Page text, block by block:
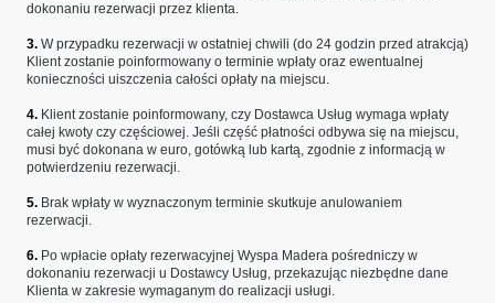
dokonaniu rezerwacji przez klienta.
3. W przypadku rezerwacji w ostatniej chwili (do 24 godzin przed atrakcją)
Klient zostanie poinformowany o terminie wpłaty oraz ewentualnej
konieczności uiszczenia całości opłaty na miejscu.
4. Klient zostanie poinformowany, czy Dostawca Usług wymaga wpłaty
całej kwoty czy częściowej. Jeśli część płatności odbywa się na miejscu,
musi być dokonana w euro, gotówką lub kartą, zgodnie z informacją w
potwierdzeniu rezerwacji.
5. Brak wpłaty w wyznaczonym terminie skutkuje anulowaniem
rezerwacji.
6. Po wpłacie opłaty rezerwacyjnej Wyspa Madera pośredniczy w
dokonaniu rezerwacji u Dostawcy Usług, przekazując niezbędne dane
Klienta w zakresie wymaganym do realizacji usługi.